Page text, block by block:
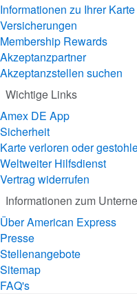
Informationen zu Ihrer Karte
Versicherungen
Membership Rewards
Akzeptanzpartner
Akzeptanzstellen suchen
Wichtige Links
Amex DE App
Sicherheit
Karte verloren oder
Weltweiter Hilfsdienst
Vertrag widerrufen
Informationen zum
Über American Express
Presse
Stellenangebote
Sitemap
FAQ's